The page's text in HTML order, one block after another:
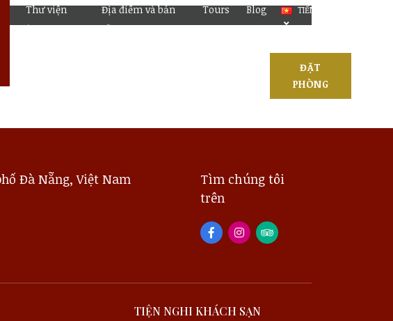
Thư viện
ảnh
Địa điểm và bản
đồ
Tours Blog TIẾNG VIỆT
ĐẶT
PHÒNG
Đà Nẵng, Việt Nam
Tìm chúng tôi
trên
TIỆN NGHI KHÁCH SẠN